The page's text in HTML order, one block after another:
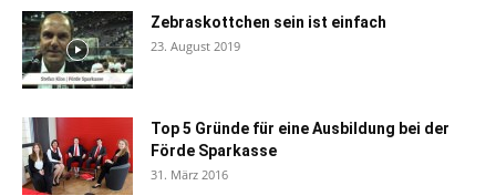
Zebraskottchen sein ist einfach
23. August 2019
Top 5 Gründe für eine Ausbildung bei der
Förde Sparkasse
31. März 2016